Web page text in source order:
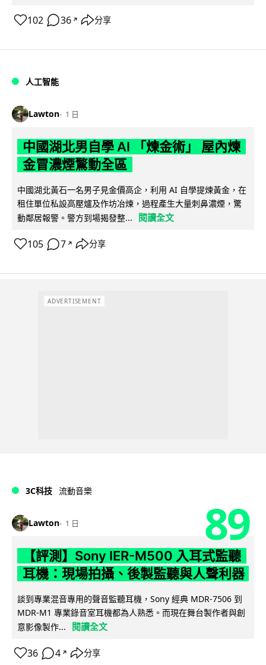
102 36 ↗ 分享
人工智能
Lawton 1 日
中國湖北男自學 AI 「煉金術」 屋內煉
金冒濃煙驚動全區
中國湖北黃石一名男子見金價高企，利用 AI 自學提煉黃金，在
租住單位私設高壓爐及作坊冶煉，過程產生大量刺鼻濃煙，驚
動鄰居報警。警方到場揭發整...
閱讀全文
105 7 ↗ 分享
ADVERTISEMENT
3C科技 流動音樂
Lawton 1 日 89
【評測】Sony IER-M500 入耳式監聽
耳機：現場拍攝、後製監聽與人聲利器
談到專業混音專用的聲音監聽耳機，Sony 經典 MDR-7506 到
MDR-M1 專業錄音室耳機都為人熟悉。而現在舞台製作者與創
意影像製作...
閱讀全文
36 4 ↗ 分享